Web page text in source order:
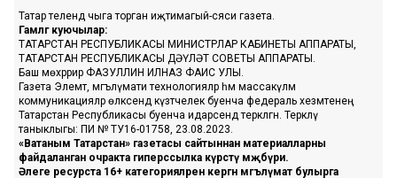
Татар телендә чыга торган иҗтимагый-сәяси газета.
Гамәлгә куючылар:
ТАТАРСТАН РЕСПУБЛИКАСЫ МИНИСТРЛАР КАБИНЕТЫ АППАРАТЫ,
ТАТАРСТАН РЕСПУБЛИКАСЫ ДӘҮЛӘТ СОВЕТЫ АППАРАТЫ.
Баш мөхәррир ФАЗУЛЛИН ИЛНАЗ ФАИС УЛЫ.
Газета Элемтә, мәгълүмати технологияләр һәм массакүләм
коммуникацияләр өлкәсендә күзәтчелек буенча федераль хезмәтенең
Татарстан Республикасы буенча идарәсендә теркәлгән. Теркәлү
таныклыгы: ПИ № ТУ16-01758, 23.08.2023.
«Ватаным Татарстан» газетасы сайтыннан материалларны
файдаланган очракта гиперссылка күрсәтү мәҗбүри.
Әлеге ресурста 16+ категорияләренә кергән мәгълүмат булырга